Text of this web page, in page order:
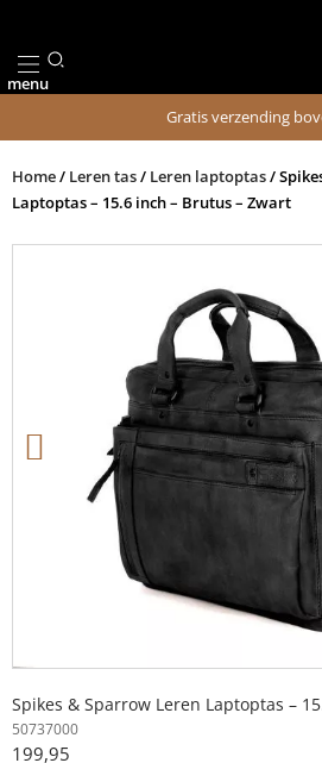
de
inhoud
menu
Gratis verzending
Home/ Leren tas/ Leren laptoptas/
Laptoptas – 15.6 inch – Brutus – Zwart
Spikes & Sparrow Leren Laptoptas –
50737000
199,95